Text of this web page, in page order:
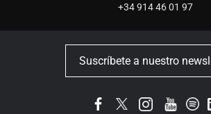
+34 914 46 01 97
Suscríbete a nuestro